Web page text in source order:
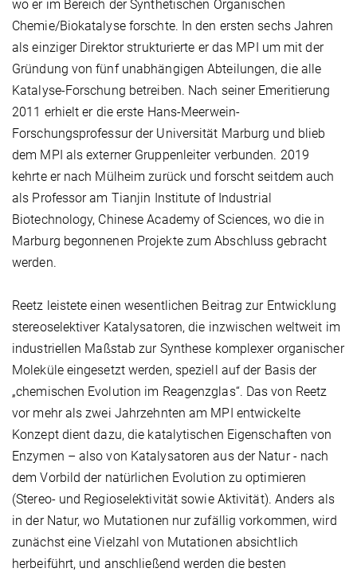
wo er im Bereich der Synthetischen Organischen
Chemie/Biokatalyse forschte. In den ersten sechs Jahren
als einziger Direktor strukturierte er das MPI um mit der
Gründung von fünf unabhängigen Abteilungen, die alle
Katalyse-Forschung betreiben. Nach seiner Emeritierung
2011 erhielt er die erste Hans-Meerwein-
Forschungsprofessur der Universität Marburg und blieb
dem MPI als externer Gruppenleiter verbunden. 2019
kehrte er nach Mülheim zurück und forscht seitdem auch
als Professor am Tianjin Institute of Industrial
Biotechnology, Chinese Academy of Sciences, wo die in
Marburg begonnenen Projekte zum Abschluss gebracht
werden.
Reetz leistete einen wesentlichen Beitrag zur Entwicklung
stereoselektiver Katalysatoren, die inzwischen weltweit im
industriellen Maßstab zur Synthese komplexer organischer
Moleküle eingesetzt werden, speziell auf der Basis der
„chemischen Evolution im Reagenzglas“. Das von Reetz
vor mehr als zwei Jahrzehnten am MPI entwickelte
Konzept dient dazu, die katalytischen Eigenschaften von
Enzymen – also von Katalysatoren aus der Natur - nach
dem Vorbild der natürlichen Evolution zu optimieren
(Stereo- und Regioselektivität sowie Aktivität). Anders als
in der Natur, wo Mutationen nur zufällig vorkommen, wird
zunächst eine Vielzahl von Mutationen absichtlich
herbeiführt, und anschließend werden die besten